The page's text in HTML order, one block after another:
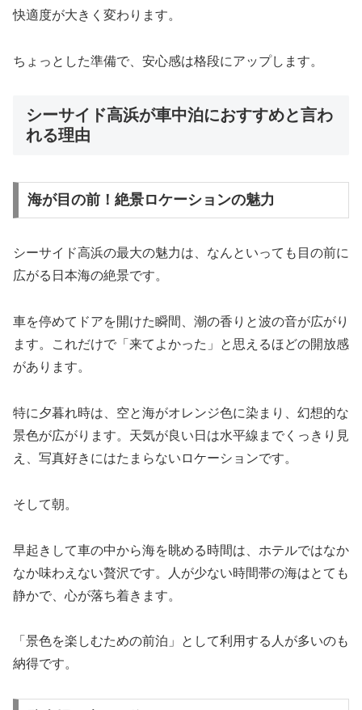
快適度が大きく変わります。
ちょっとした準備で、安心感は格段にアップします。
シーサイド高浜が車中泊におすすめと言わ
れる理由
海が目の前！絶景ロケーションの魅力
シーサイド高浜の最大の魅力は、なんといっても目の前に
広がる日本海の絶景です。
車を停めてドアを開けた瞬間、潮の香りと波の音が広がり
ます。これだけで「来てよかった」と思えるほどの開放感
があります。
特に夕暮れ時は、空と海がオレンジ色に染まり、幻想的な
景色が広がります。天気が良い日は水平線までくっきり見
え、写真好きにはたまらないロケーションです。
そして朝。
早起きして車の中から海を眺める時間は、ホテルではなか
なか味わえない贅沢です。人が少ない時間帯の海はとても
静かで、心が落ち着きます。
「景色を楽しむための前泊」として利用する人が多いのも
納得です。